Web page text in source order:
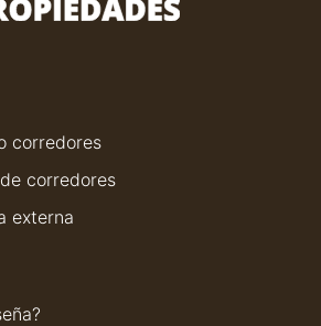
corredores
corredores
externa